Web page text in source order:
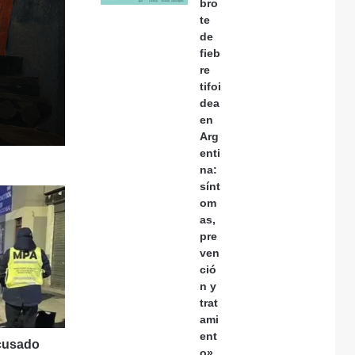
bro
te
de
fieb
re
tifoi
dea
en
Arg
enti
na:
sínt
om
as,
pre
ven
ció
n y
trat
ami
ent